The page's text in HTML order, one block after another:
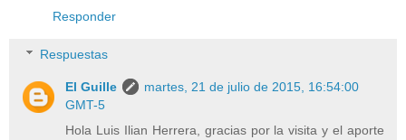
Responder
Respuestas
El Guille
martes, 21 de julio de 2015, 16:54:00
GMT-5
Hola Luis Ilian Herrera, gracias por la visita y el aporte